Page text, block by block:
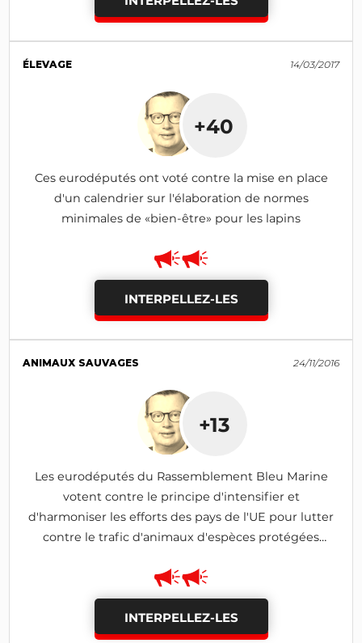
ÉLEVAGE 14/03/2017
+40
Ces eurodéputés ont voté contre la mise en place
d'un calendrier sur l'élaboration de normes
minimales de «bien-être» pour les lapins
INTERPELLEZ-LES
ANIMAUX SAUVAGES 24/11/2016
+13
Les eurodéputés du Rassemblement Bleu Marine
votent contre le principe d'intensifier et
d'harmoniser les efforts des pays de l'UE pour lutter
contre le trafic d'animaux d'espèces protégées
INTERPELLEZ-LES